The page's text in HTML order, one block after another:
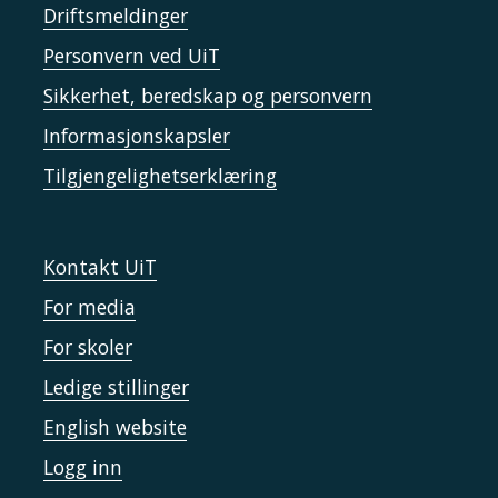
Driftsmeldinger
Personvern ved UiT
Sikkerhet, beredskap og personvern
Informasjonskapsler
Tilgjengelighetserklæring
Kontakt UiT
For media
For skoler
Ledige stillinger
English website
Logg inn